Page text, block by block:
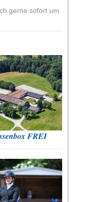
gerne sofort um
FREI